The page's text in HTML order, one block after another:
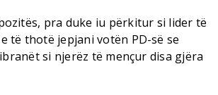
pra duke iu përkitur si lider të
të thotë jepjani votën PD-së se
si njerëz të mençur disa gjëra